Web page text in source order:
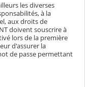
les diverses
à la
aux droits de
doivent souscrire à
lors de la première
d'assurer la
de passe permettant